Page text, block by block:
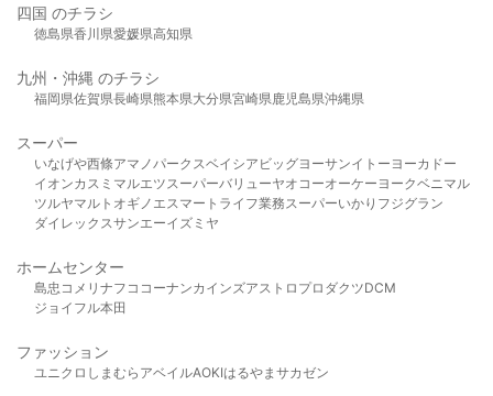
四国 のチラシ
徳島県香川県愛媛県高知県
九州・沖縄 のチラシ
福岡県佐賀県長崎県熊本県大分県宮崎県鹿児島県沖縄県
スーパー
いなげや西條アマノパークスベイシア ビッグヨーサンイトーヨーカドー
イオンカスミ マルエツスーパーバリューヤオコーオーケー ヨークベニマル
ツルヤマルト オギノ エスマート ライフ業務スーパーいかり フジグラン
ダイレックスサンエーイズミヤ
ホームセンター
島忠 コメリ ナフコ コーナンカインズアストロプロダクツDCM
ジョイフル本田
ファッション
ユニクロ しまむら アベイルAOKIはるやま サカゼン